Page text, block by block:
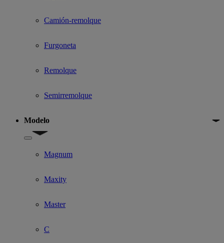
Camión-remolque
Furgoneta
Remolque
Semirremolque
Modelo
Show submenu for Modelo
Magnum
Maxity
Master
C